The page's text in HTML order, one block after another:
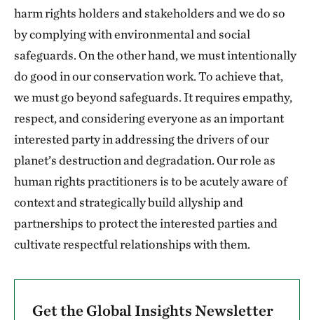
harm rights holders and stakeholders and we do so
by complying with environmental and social
safeguards. On the other hand, we must intentionally
do good in our conservation work. To achieve that,
we must go beyond safeguards. It requires empathy,
respect, and considering everyone as an important
interested party in addressing the drivers of our
planet’s destruction and degradation. Our role as
human rights practitioners is to be acutely aware of
context and strategically build allyship and
partnerships to protect the interested parties and
cultivate respectful relationships with them.
Get the Global Insights Newsletter